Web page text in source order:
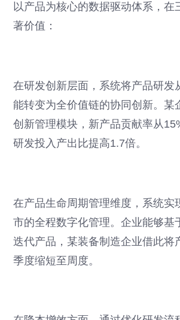
以产品为核心的数据驱动体系，在
著价值：
在研发创新层面，系统将产品研发
能转变为全价值链的协同创新。某
创新管理模块，新产品贡献率从
研发投入产出比提高1.7倍。
在产品生命周期管理维度，系统实
市的全程数字化管理。企业能够基
迭代产品，某装备制造企业借此将
季度缩短至周度。